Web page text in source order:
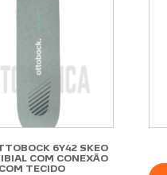
6Y42 SKEO
COM CONEXÃO
COM TECIDO